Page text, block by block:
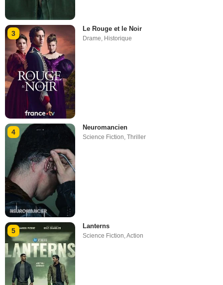
3
Le Rouge et le Noir
Drame Historique
4
Neuromancien
Science Fiction,Thriller
5
Lanterns
Science Fiction,Action